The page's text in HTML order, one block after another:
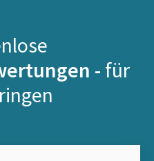
- für